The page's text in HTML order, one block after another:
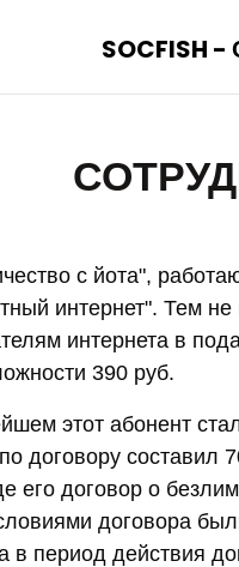
SOCFISH
с йота",
интернет". Тем
интернета в
390 руб.
этот абонент
договору составил
его договор о
договора
в период действия